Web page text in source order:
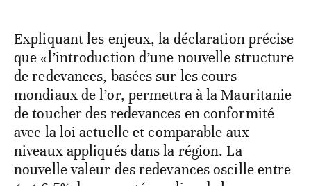
Expliquant les enjeux, la déclaration précise
que «l’introduction d’une nouvelle structure
de redevances, basées sur les cours
mondiaux de l’or, permettra à la Mauritanie
de toucher des redevances en conformité
avec la loi actuelle et comparable aux
niveaux appliqués dans la région. La
nouvelle valeur des redevances oscille entre